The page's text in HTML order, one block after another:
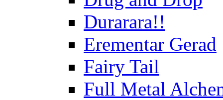
Durarara!!
Erementar Gerad
Fairy Tail
Full Metal